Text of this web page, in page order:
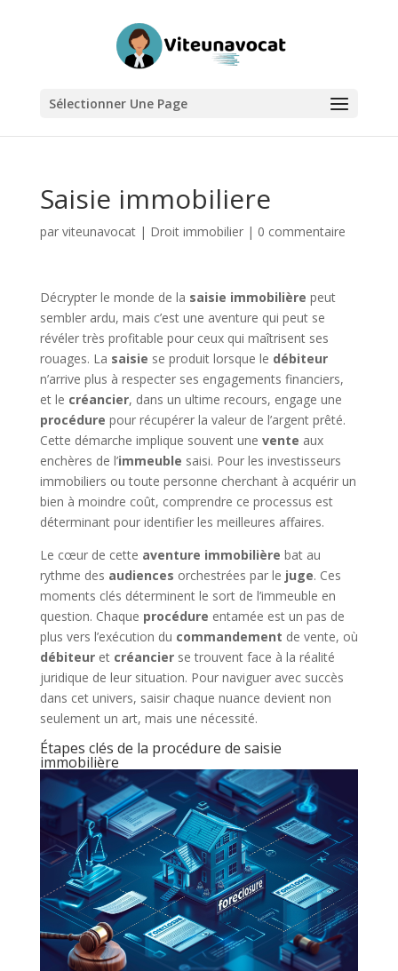
Sélectionner Une Page
Saisie immobiliere
par viteunavocat| Droit immobilier| 0 commentaire
Décrypter le monde de la saisie immobilière peut
sembler ardu, mais c’est une aventure qui peut se
révéler très profitable pour ceux qui maîtrisent ses
rouages. La saisie se produit lorsque le débiteur
n’arrive plus à respecter ses engagements financiers,
et le créancier, dans un ultime recours, engage une
procédure pour récupérer la valeur de l’argent prêté.
Cette démarche implique souvent une vente aux
enchères de l’immeuble saisi. Pour les investisseurs
immobiliers ou toute personne cherchant à acquérir un
bien à moindre coût, comprendre ce processus est
déterminant pour identifier les meilleures affaires.
Le cœur de cette aventure immobilière bat au
rythme des audiences orchestrées par le juge. Ces
moments clés déterminent le sort de l’immeuble en
question. Chaque procédure entamée est un pas de
plus vers l’exécution du commandement de vente, où
débiteuret créancierse trouvent face à la réalité
juridique de leur situation. Pour naviguer avec succès
dans cet univers, saisir chaque nuance devient non
seulement un art, mais une nécessité.
Étapes clés de la procédure de saisie
immobilière